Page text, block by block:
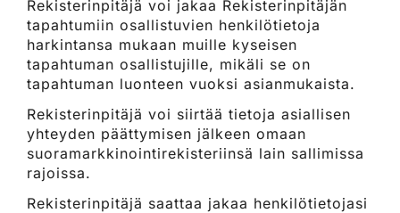
Rekisterinpitäjä voi jakaa Rekisterinpitäjän
tapahtumiin osallistuvien henkilötietoja
harkintansa mukaan muille kyseisen
tapahtuman osallistujille, mikäli se on
tapahtuman luonteen vuoksi asianmukaista.
Rekisterinpitäjä voi siirtää tietoja asiallisen
yhteyden päättymisen jälkeen omaan
suoramarkkinointirekisteriinsä lain sallimissa
rajoissa.
Rekisterinpitäjä saattaa jakaa henkilötietojasi